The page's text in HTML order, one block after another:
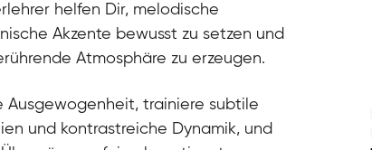
helfen Dir, melodische
Akzente bewusst zu setzen und
Atmosphäre zu erzeugen.
Ausgewogenheit, trainiere subtile
und kontrastreiche Dynamik, und